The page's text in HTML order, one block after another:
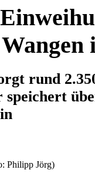
rund
Philipp Jörg)